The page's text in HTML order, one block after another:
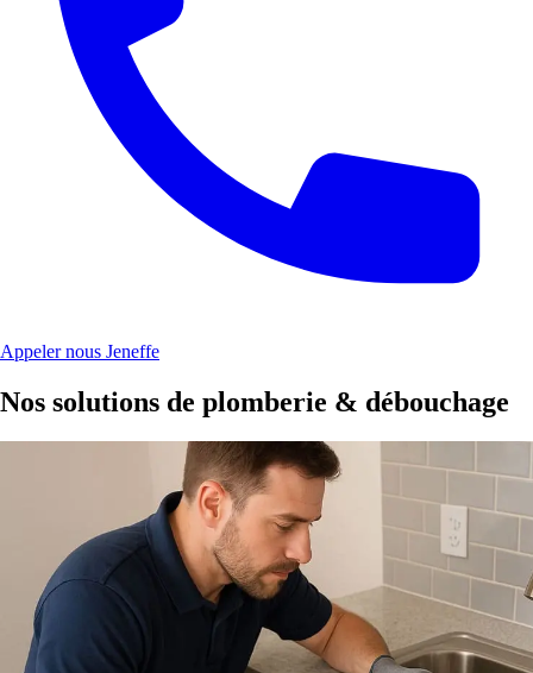
Appeler nous Jeneffe
Nos solutions de plomberie & débouchage